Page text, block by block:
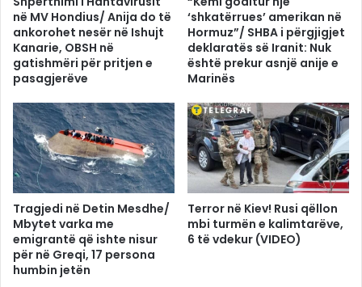
në MV Hondius/ Anija do të
ankorohet nesër në Ishujt
Kanarie, OBSH në
gatishmëri për pritjen e
pasagjerëve
‘shkatërrues’ amerikan në
Hormuz”/ SHBA i përgjigjet
deklaratës së Iranit: Nuk
është prekur asnjë anije e
Marinës
Tragjedi në Detin Mesdhe/
Mbytet varka me
emigrantë që ishte nisur
për në Greqi, 17 persona
humbin jetën
Terror në Kiev! Rusi qëllon
mbi turmën e kalimtarëve,
6 të vdekur (VIDEO)